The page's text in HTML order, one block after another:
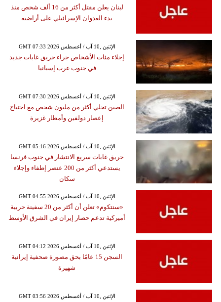
لبنان يعلن مقتل أكثر من 16 ألف شخص منذ
بدء العدوان الإسرائيلي على أراضيه
GMT 07:33 2026 الإثنين ,10 آب / أغسطس
إجلاء مئات الأشخاص جراء حريق غابات جديد
في جنوب غرب إسبانيا
GMT 07:30 2026 الإثنين ,10 آب / أغسطس
الصين تجلي أكثر من مليون شخص مع اجتياح
إعصار دولفين وأمطار غزيرة
GMT 05:16 2026 الإثنين ,10 آب / أغسطس
حريق غابات سريع الانتشار في جنوب فرنسا
يستدعي أكثر من 200 عنصر إطفاء وإجلاء
سكان
GMT 04:55 2026 الإثنين ,10 آب / أغسطس
«سنتكوم» تعلن أن أكثر من 20 سفينة حربية
أميركية تدعم حصار إيران في الشرق الأوسط
GMT 04:12 2026 الإثنين ,10 آب / أغسطس
السجن 15 عامًا بحق مصورة صحفية إيرانية
شهيرة
GMT 03:56 2026 الإثنين ,10 آب / أغسطس